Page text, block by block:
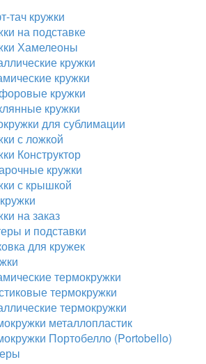
тач кружки
на подставке
Хамелеоны
кружки
кружки
кружки
кружки
для сублимации
с ложкой
Конструктор
кружки
с крышкой
на заказ
и подставки
для кружек
термокружки
термокружки
термокружки
металлопластик
Портобелло (Portobello)